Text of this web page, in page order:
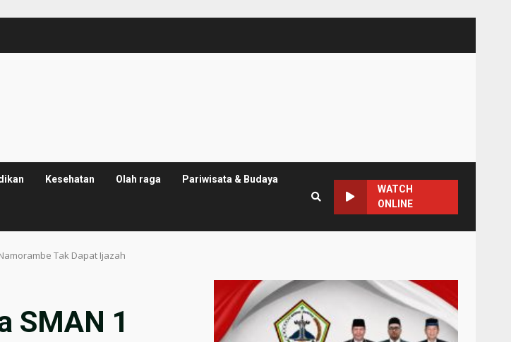
Kesehatan Olah raga Pariwisata & Budaya
WATCH
ONLINE
Tak Dapat Ijazah
SMAN 1